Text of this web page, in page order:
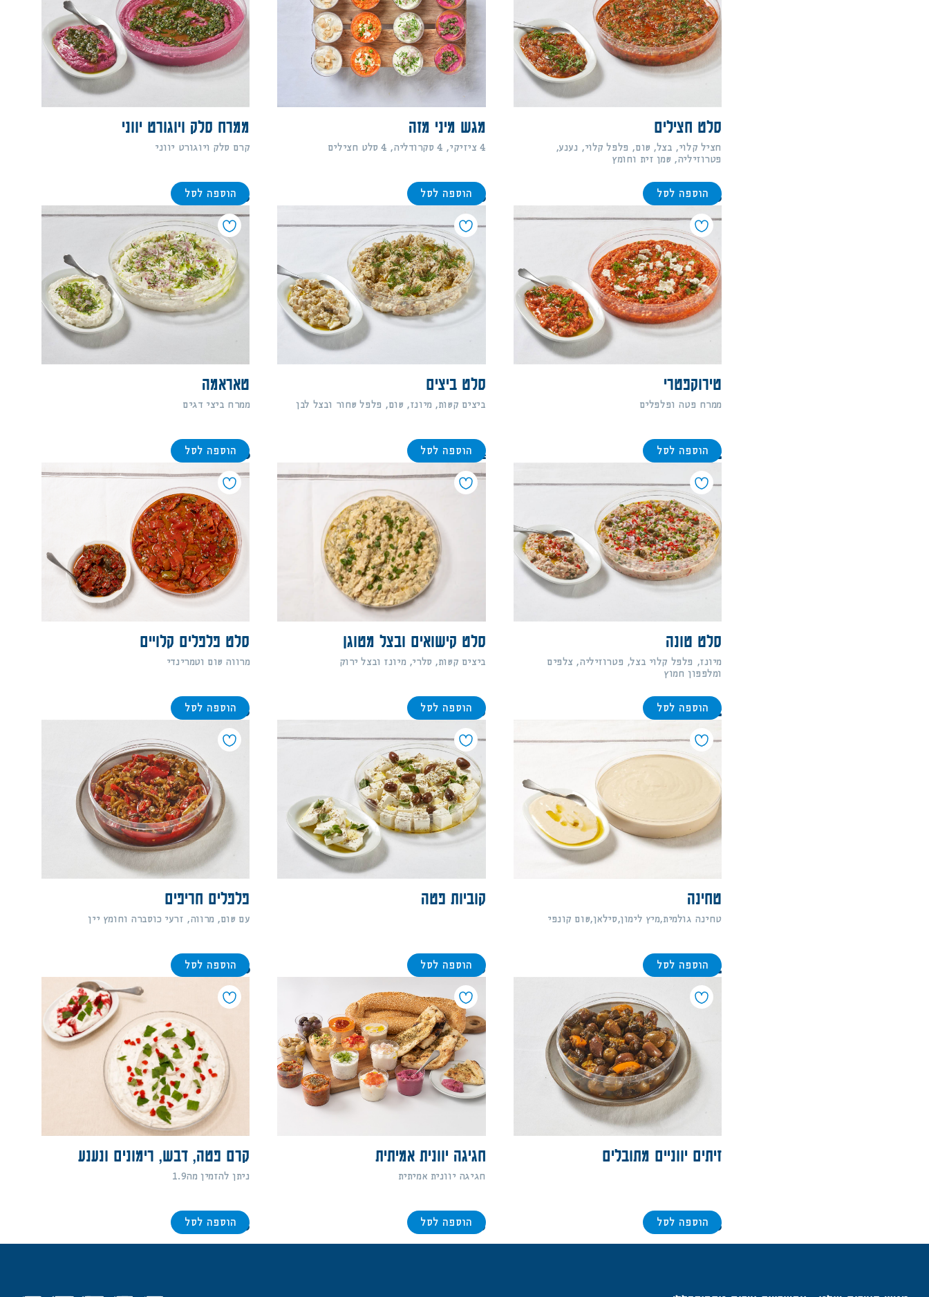
סלט חצילים
חציל קלוי, בצל, שום, פלפל קלוי, נענע,
פטרוזיליה, שמן זית וחומץ
88הוספה לסל
מגש מיני מזה
4 ציזיקי, 4 סקרודליה, 4 סלט חצילים
196הוספה לסל
ממרח סלק ויוגורט יווני
קרם סלק ויוגורט יווני
88הוספה לסל
טירוקפטרי
ממרח פטה ופלפלים
92הוספה לסל
סלט ביצים
ביצים קשות, מיונז, שום, פלפל שחור ובצל לבן
94הוספה לסל
טאראמה
ממרח ביצי דגים
96הוספה לסל
סלט טונה
מיונז, פלפל קלוי בצל, פטרוזיליה, צלפים
ומלפפון חמוץ
92הוספה לסל
סלט קישואים ובצל מטוגן
ביצים קשות, סלרי, מיונז ובצל ירוק
88הוספה לסל
סלט פלפלים קלויים
מרווה שום וטמרינדי
88הוספה לסל
טחינה
טחינה גולמית,מיץ לימון,סילאן,שום קונפי
82הוספה לסל
קוביות פטה
88הוספה לסל
פלפלים חריפים
עם שום, מרווה, זרעי כוסברה וחומץ יין
66הוספה לסל
זיתים יווניים מתובלים
58הוספה לסל
חגיגה יוונית אמיתית
חגיגה יוונית אמיתית
298הוספה לסל
קרם פטה, דבש, רימונים ונענע
ניתן להזמין מה1.9
88הוספה לסל